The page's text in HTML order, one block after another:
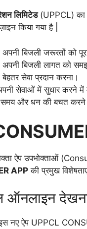
लिमिटेड(UPPCL) का
किया गया है |
बिजली जरूरतों को
अपनी बिजली लागत को
सेवा प्रदान करना।
सेवाओं में सुधार करने में
और धन की बचत करने
ऐप उपभोक्ताओं
APP की प्रमुख
ऑनलाइन
नए ऐप UPPCL